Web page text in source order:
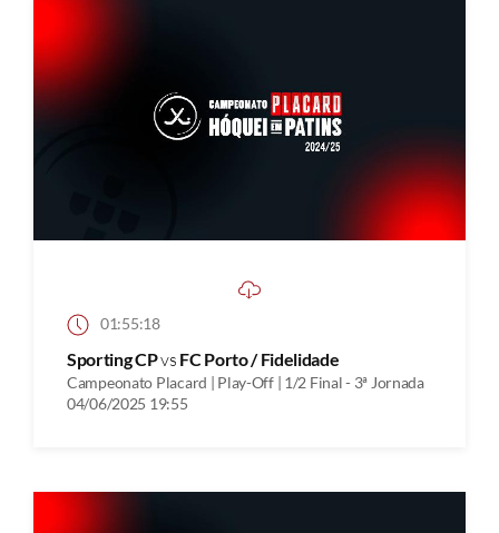
01:55:18
Sporting CPvs FC Porto / Fidelidade
Campeonato Placard | Play-Off | 1/2 Final - 3ª Jornada
04/06/2025 19:55